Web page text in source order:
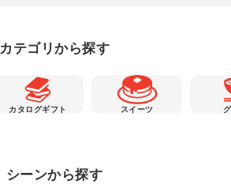
カテゴリから探す
カタログギフト スイーツ
シーンから探す